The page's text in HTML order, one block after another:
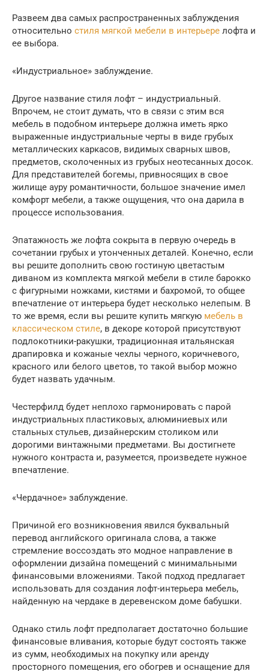
Развеем два самых распространенных заблуждения
относительно стиля мягкой мебели в интерьере лофта и
ее выбора.
«Индустриальное» заблуждение.
Другое название стиля лофт – индустриальный.
Впрочем, не стоит думать, что в связи с этим вся
мебель в подобном интерьере должна иметь ярко
выраженные индустриальные черты в виде грубых
металлических каркасов, видимых сварных швов,
предметов, сколоченных из грубых неотесанных досок.
Для представителей богемы, привносящих в свое
жилище ауру романтичности, большое значение имел
комфорт мебели, а также ощущения, что она дарила в
процессе использования.
Эпатажность же лофта сокрыта в первую очередь в
сочетании грубых и утонченных деталей. Конечно, если
вы решите дополнить свою гостиную цветастым
диваном из комплекта мягкой мебели в стиле барокко
с фигурными ножками, кистями и бахромой, то общее
впечатление от интерьера будет несколько нелепым. В
то же время, если вы решите купить мягкую мебель в
классическом стиле, в декоре которой присутствуют
подлокотники-ракушки, традиционная итальянская
драпировка и кожаные чехлы черного, коричневого,
красного или белого цветов, то такой выбор можно
будет назвать удачным.
Честерфилд будет неплохо гармонировать с парой
индустриальных пластиковых, алюминиевых или
стальных стульев, дизайнерским столиком или
дорогими винтажными предметами. Вы достигнете
нужного контраста и, разумеется, произведете нужное
впечатление.
«Чердачное» заблуждение.
Причиной его возникновения явился буквальный
перевод английского оригинала слова, а также
стремление воссоздать это модное направление в
оформлении дизайна помещений с минимальными
финансовыми вложениями. Такой подход предлагает
использовать для создания лофт-интерьера мебель,
найденную на чердаке в деревенском доме бабушки.
Однако стиль лофт предполагает достаточно большие
финансовые вливания, которые будут состоять также
из сумм, необходимых на покупку или аренду
просторного помещения, его обогрев и оснащение для